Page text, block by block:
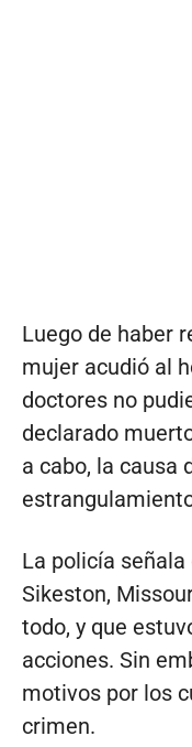
Luego de haber
mujer acudió al
doctores no
declarado
a cabo, la causa
La policía
Sikeston,
todo, y que
acciones. Sin
motivos por los
crimen.